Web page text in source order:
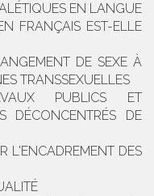
EN LANGUE
FRANÇAIS EST-ELLE
DE SEXE À
TRANSSEXUELLES
PUBLICS ET
DÉCONCENTRÉS DE
L'ENCADREMENT DES